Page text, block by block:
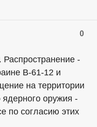
0
Распространение -
В-61-12 и
на территории
ядерного оружия -
по согласию этих